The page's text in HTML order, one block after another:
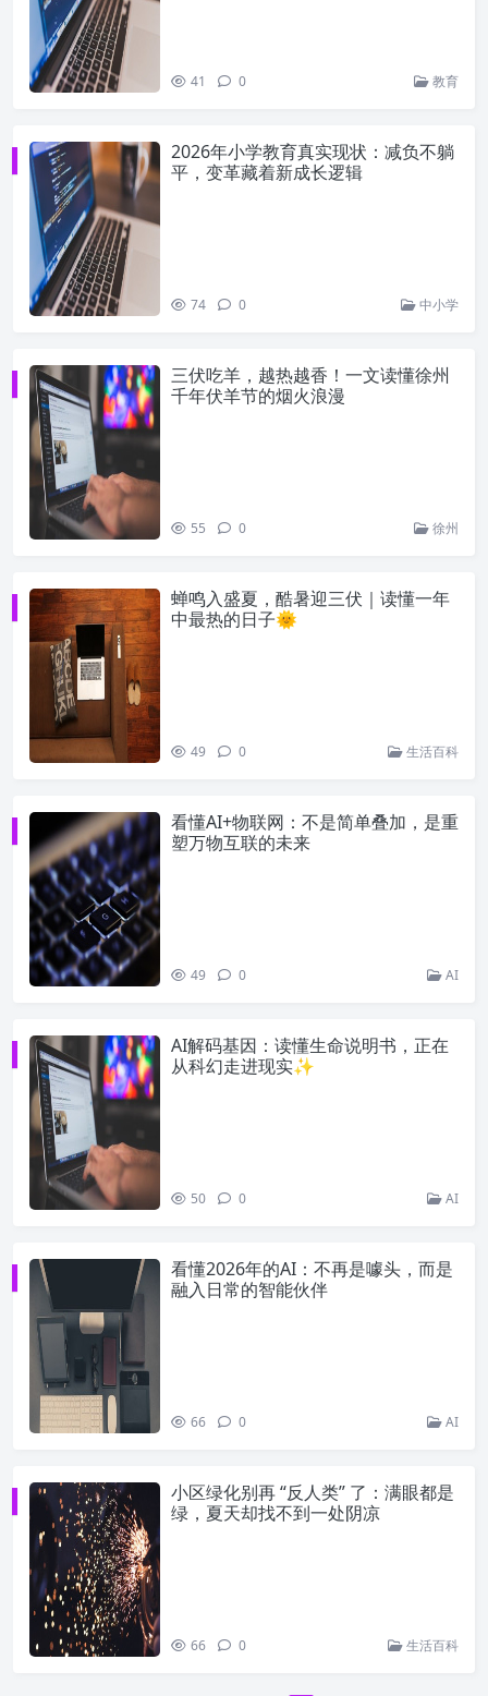
41 0 教育
2026年小学教育真实现状：减负不躺
平，变革藏着新成长逻辑
74 0 中小学
三伏吃羊，越热越香！一文读懂徐州
千年伏羊节的烟火浪漫
55 0 徐州
蝉鸣入盛夏，酷暑迎三伏｜读懂一年
中最热的日子🌞
49 0 生活百科
看懂AI+物联网：不是简单叠加，是重
塑万物互联的未来
49 0 AI
AI解码基因：读懂生命说明书，正在
从科幻走进现实✨
50 0 AI
看懂2026年的AI：不再是噱头，而是
融入日常的智能伙伴
66 0 AI
小区绿化别再 “反人类” 了：满眼都是
绿，夏天却找不到一处阴凉
66 0 生活百科